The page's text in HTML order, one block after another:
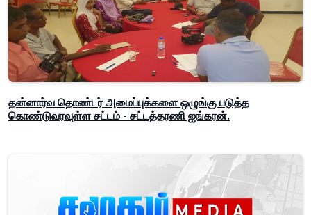
தன்னார்வ தொண்டர் அமைப்புக்களை ஒழுங்கு படுத்த
கொண்டுவரவுள்ள சட்டம் - சட்டத்தரணி ஐங்கரன்.